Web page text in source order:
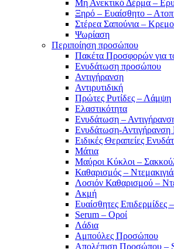
Μη Ανεκτικό Δέρμα –
Ξηρό – Ευαίσθητο –
Στέρεα Σαπούνια –
Ψωρίαση
Περιποίηση προσώπου
Πακέτα Προσφορών για
Ενυδάτωση προσώπου
Αντιγήρανση
Αντιρυτιδική
Πρώτες Ρυτίδες – Λάμψη
Ελαστικότητα
Ενυδάτωση –
Ενυδάτωση-Αντιγήρανση
Ειδικές Θεραπείες
Μάτια
Μαύροι Κύκλοι –
Καθαρισμός –
Λοσιόν Καθαρισμού –
Ακμή
Ευαίσθητες
Serum – Οροί
Λάδια
Αμπούλες Προσώπου
Απολέπιση Προσώπου –